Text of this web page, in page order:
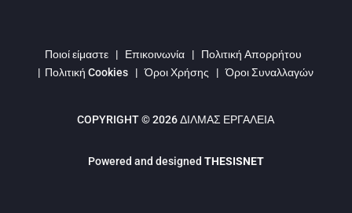
Ποιοί είμαστε | Επικοινωνία | Πολιτική Απορρήτου
| Πολιτική Cookies |Όροι Χρήσης |Όροι Συναλλαγών
COPYRIGHT © 2026 ΔΙΛΜΑΣ ΕΡΓΑΛΕΙΑ
Powered and designed THESISNET